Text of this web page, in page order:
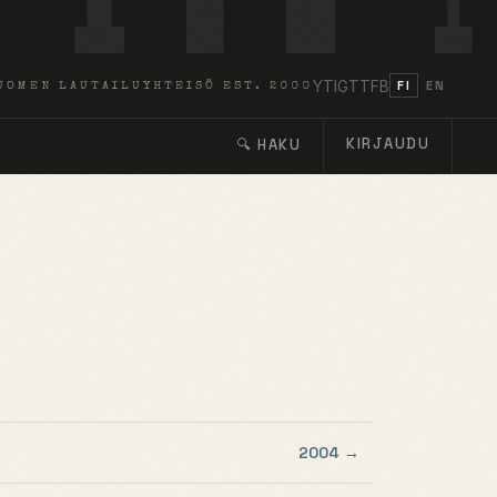
LAUTAILUYHTEISÖ EST. 2000 YTIGTTFB FI EN
🔍 HAKU KIRJAUDU
2004 →